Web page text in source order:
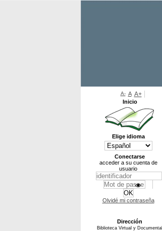
A- A A+
Inicio
Elige idioma
Conectarse
acceder a su cuenta de
usuario
Olvidé mi contraseña
Dirección
Biblioteca Virtual y Documental